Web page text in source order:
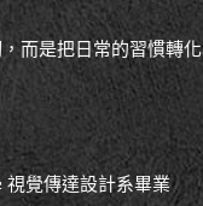
而是把日常的習慣轉
視覺傳達設計系畢業